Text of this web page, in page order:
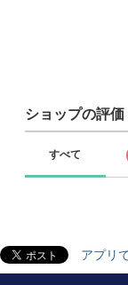
ショップの評価
すべて
アプリ